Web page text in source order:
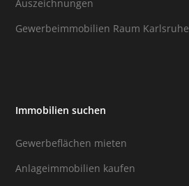
Auszeichnungen
Gewerbeimmobilien Raum Karlsruhe
Immobilien suchen
Gewerbeflächen mieten
Anlageimmobilien kaufen